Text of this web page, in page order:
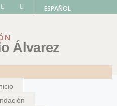
ESPAÑOL
Álvarez